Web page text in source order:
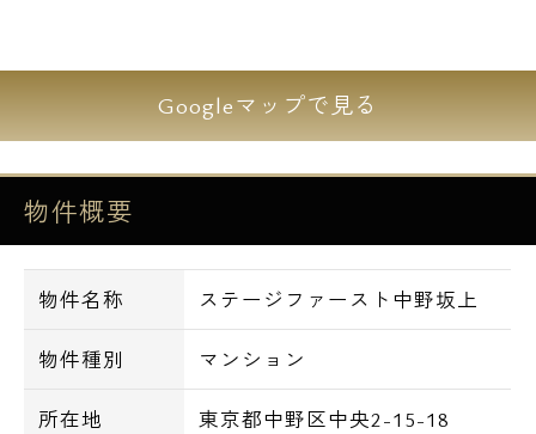
ピクチャーレール
インターネット使用料無料
・コンビニ
ミニストップ中野坂上中央２丁目店 徒歩1
分
バーミヤン中野坂上店 徒歩2分
セブンイレブン・中野中央１丁目店 徒歩4
分
Googleマップで見る
物件概要
物件名称 ステージファースト中野坂上
物件種別 マンション
所在地 東京都中野区中央2-15-18